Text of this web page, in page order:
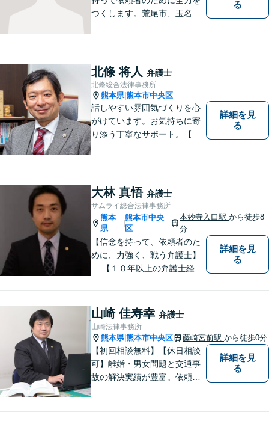
つくします。荒尾市、玉名郡
能。個人、企業どちらの案件
にも対応可能ですのでお気軽
にご相談ください。【幅広い
案件のご相談可能】
る
北條 将人 弁護士
北條総合法律事務所
熊本県|熊本市中央区
話しやすい雰囲気づくりを心
がけています。お気持ちに寄
り添う丁寧なサポート。【借
用】証拠集めから手厚くサポ
ート。企業からのご相談も承
ります【交通事故】弁護士費
用特約の利用可【夜間・休日
面談可】
詳細を見
る
大林 真悟 弁護士
サムライ総合法律事務所
熊本
県
|
熊本市中央
区
本妙寺入口駅から徒歩8
分
【信念を持って、依頼者のた
めに、力強く、戦う弁護士】
【１０年以上の弁護士経
等の男女トラブル、③顧問弁
護の３つの分野に力を注ぐ弁
護士】
詳細を見
る
山崎 佳寿幸 弁護士
山崎法律事務所
熊本県|熊本市中央区 藤崎宮前駅 から徒歩0分
【初回相談無料】【休日相談
可】離婚・男女問題と交通事
故の解決実績が豊富。依頼者
詳細を見
る